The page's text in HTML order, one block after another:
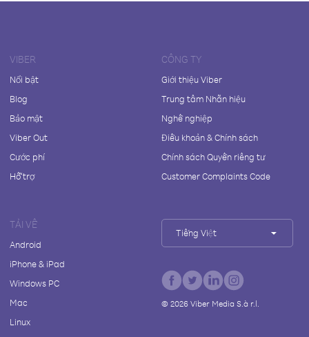
VIBER
Nổi bật
Blog
Bảo mật
Viber Out
Cước phí
Hỗ trợ
CÔNG TY
Giới thiệu Viber
Trung tâm Nhãn hiệu
Nghề nghiệp
Điều khoản & Chính sách
Chính sách Quyền riêng tư
Customer Complaints Code
TẢI VỀ
Android
iPhone & iPad
Windows PC
Mac
Linux
Tiếng Việt
© 2026Viber Media S.à r.l.